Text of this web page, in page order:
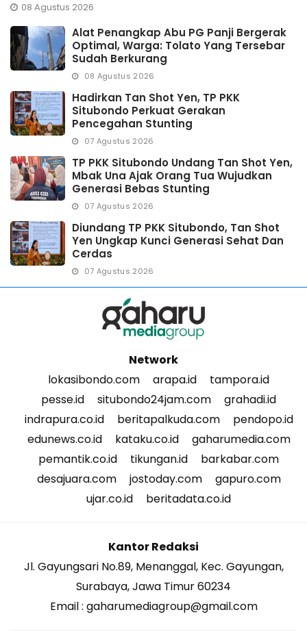
08 Agustus 2026
Alat Penangkap Abu PG Panji Bergerak
Optimal, Warga: Tolato Yang Tersebar
Sudah Berkurang
08 Agustus 2026
Hadirkan Tan Shot Yen, TP PKK
Situbondo Perkuat Gerakan
Pencegahan Stunting
07 Agustus 2026
TP PKK Situbondo Undang Tan Shot Yen,
Mbak Una Ajak Orang Tua Wujudkan
Generasi Bebas Stunting
07 Agustus 2026
Diundang TP PKK Situbondo, Tan Shot
Yen Ungkap Kunci Generasi Sehat Dan
Cerdas
07 Agustus 2026
Network
lokasibondo.com
arapa.id
tampora.id
pesse.id
situbondo24jam.com
grahadi.id
indrapura.co.id
beritapalkuda.com
pendopo.id
edunews.co.id
kataku.co.id
gaharumedia.com
pemantik.co.id
tikungan.id
barkabar.com
desajuara.com
jostoday.com
gapuro.com
ujar.co.id
beritadata.co.id
Kantor Redaksi
Jl. Gayungsari No.89, Menanggal, Kec. Gayungan,
Surabaya, Jawa Timur 60234
Email : gaharumediagroup@gmail.com